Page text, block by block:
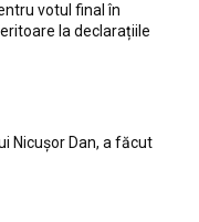
votul final în
la declarațiile
Nicușor Dan, a făcut